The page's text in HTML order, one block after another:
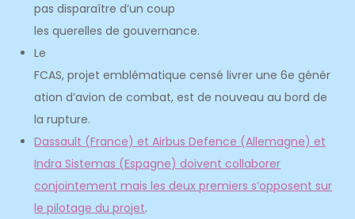
pas disparaître d’un coup
les querelles de gouvernance.
Le
FCAS, projet emblématique censé livrer une 6e génér
ation d’avion de combat, est de nouveau au bord de
la rupture.
Dassault (France) et Airbus Defence (Allemagne) et
Indra Sistemas (Espagne) doivent collaborer
conjointement mais les deux premiers s’opposent sur
le pilotage du projet.